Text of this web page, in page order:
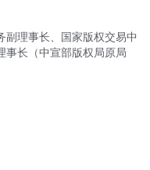
副理事长、国家版权交易中
事长（中宣部版权局原局